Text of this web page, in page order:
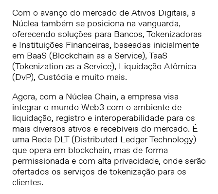
Com o avanço do mercado de Ativos Digitais, a
Núclea também se posiciona na vanguarda,
oferecendo soluções para Bancos, Tokenizadoras
e Instituições Financeiras, baseadas inicialmente
em BaaS (Blockchain as a Service), TaaS
(Tokenization as a Service), Liquidação Atômica
(DvP), Custódia e muito mais.
Agora, com a Núclea Chain, a empresa visa
integrar o mundo Web3 com o ambiente de
liquidação, registro e interoperabilidade para os
mais diversos ativos e recebíveis do mercado. É
uma Rede DLT (Distributed Ledger Technology)
que opera em blockchain, mas de forma
permissionada e com alta privacidade, onde serão
ofertados os serviços de tokenização para os
clientes.